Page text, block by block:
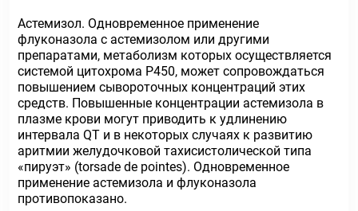
Астемизол. Одновременное применение
флуконазола с астемизолом или другими
препаратами, метаболизм которых осуществляется
системой цитохрома Р450, может сопровождаться
повышением сывороточных концентраций этих
средств. Повышенные концентрации астемизола в
плазме крови могут приводить к удлинению
интервала QT и в некоторых случаях к развитию
аритмии желудочковой тахисистолической типа
«пируэт» (torsade de pointes). Одновременное
применение астемизола и флуконазола
противопоказано.